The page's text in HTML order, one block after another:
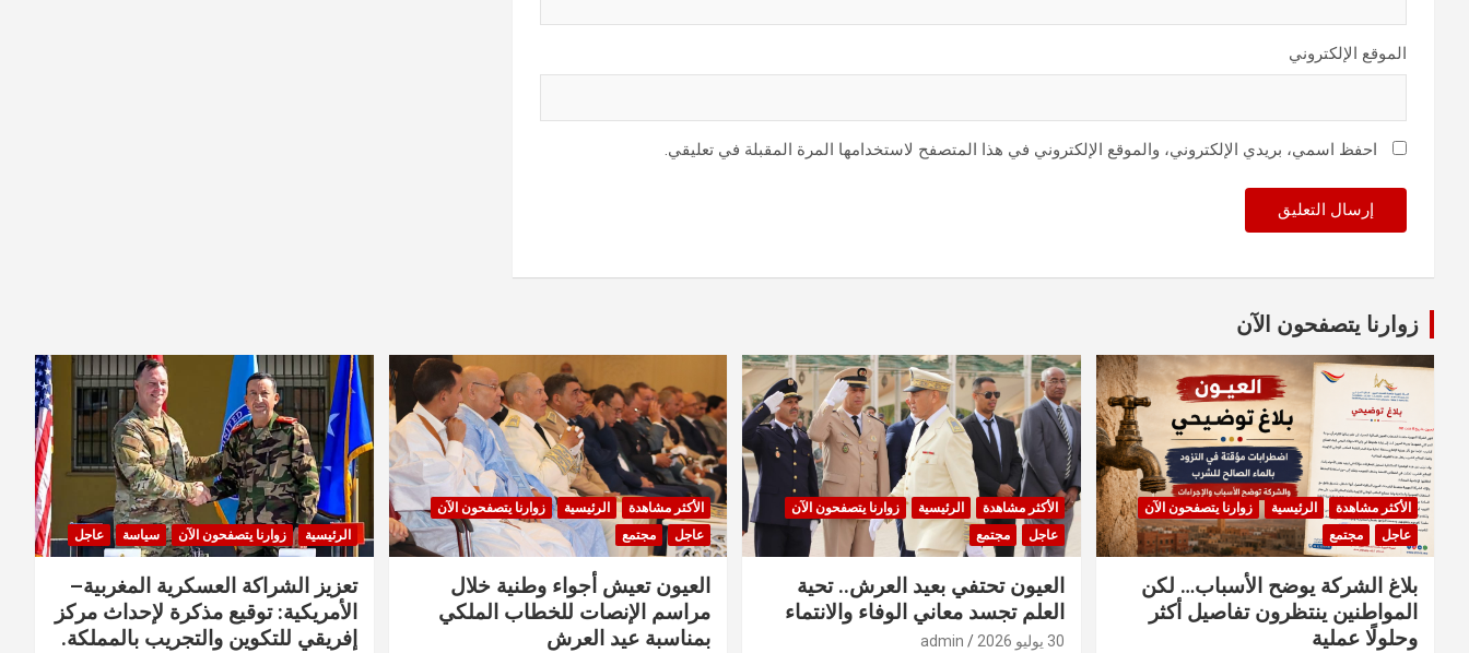
الموقع الإلكتروني
احفظ اسمي، بريدي الإلكتروني، والموقع الإلكتروني في هذا المتصفح لاستخدامها المرة المقبلة في تعليقي.
زوارنا يتصفحون الآن
الأكثر مشاهدة الرئيسية
زوارنا يتصفحون الآن
عاجل
مجتمع
بلاغ الشركة يوضح الأسباب… لكن
المواطنين ينتظرون تفاصيل أكثر
وحلولًا عملية
الأكثر مشاهدة الرئيسية
زوارنا يتصفحون الآن
عاجل
مجتمع
العيون تحتفي بعيد العرش.. تحية
العلم تجسد معاني الوفاء والانتماء
30 يوليو 2026 admin
الأكثر مشاهدة الرئيسية
زوارنا يتصفحون الآن
عاجل
مجتمع
العيون تعيش أجواء وطنية خلال
مراسم الإنصات للخطاب الملكي
بمناسبة عيد العرش
الرئيسية زوارنا يتصفحون الآن سياسة عاجل
تعزيز الشراكة العسكرية المغربية–
الأمريكية: توقيع مذكرة لإحداث مركز
إفريقي للتكوين والتجريب بالمملكة.